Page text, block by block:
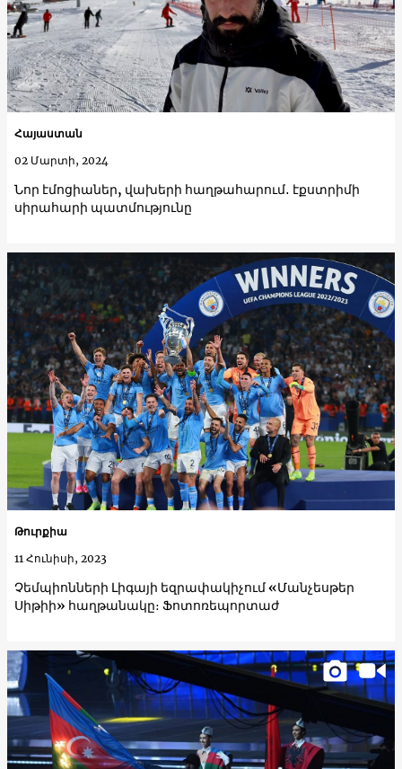
Նոր էմոցիաներ, վախերի հաղթահարում․ էքստրիմի
սիրահարի պատմությունը
Հայաստան
02 Մարտի, 2024
Չեմպիոնների Լիգայի եզրափակիչում «Մանչեսթեր
Սիթիի» հաղթանակը։ Ֆոտոռեպորտաժ
Թուրքիա
11 Հունիսի, 2023